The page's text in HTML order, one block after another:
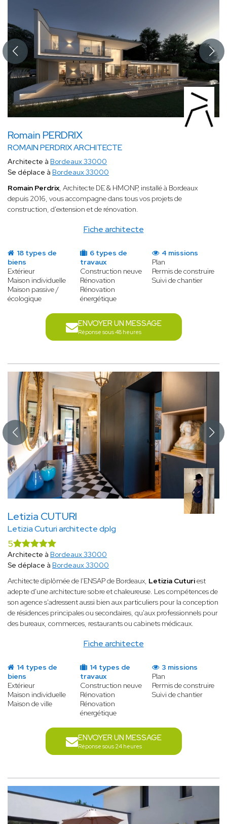
Romain PERDRIX
ROMAIN PERDRIX ARCHITECTE
Fiche architecte
Architecte à Bordeaux 33000
Se déplace à Bordeaux 33000
Romain Perdrix, Architecte DE & HMONP, installé à Bordeaux
depuis 2016, vous accompagne dans tous vos projets de
construction, d'extension et de rénovation.
18 types de
biens
Extérieur
Maison individuelle
Maison passive /
écologique
6 types de
travaux
Construction neuve
Rénovation
Rénovation
énergétique
4 missions
Plan
Permis de construire
Suivi de chantier
ENVOYER UN MESSAGE
Réponse sous 48 heures
Letizia CUTURI
Letizia Cuturi architecte dplg
Fiche architecte
5
Architecte à Bordeaux 33000
Se déplace à Bordeaux 33000
Architecte diplômée de l'ENSAP de Bordeaux, Letizia Cuturiest
adepte d'une architecture sobre et chaleureuse. Les compétences de
son agence s'adressent aussi bien aux particuliers pour la conception
de résidences principales ou secondaires, qu'aux professionnels pour
des bureaux, commerces, restaurants ou cabinets médicaux.
14 types de
biens
Extérieur
Maison individuelle
Maison de ville
14 types de
travaux
Construction neuve
Rénovation
Rénovation
énergétique
3 missions
Plan
Permis de construire
Suivi de chantier
ENVOYER UN MESSAGE
Réponse sous 24 heures